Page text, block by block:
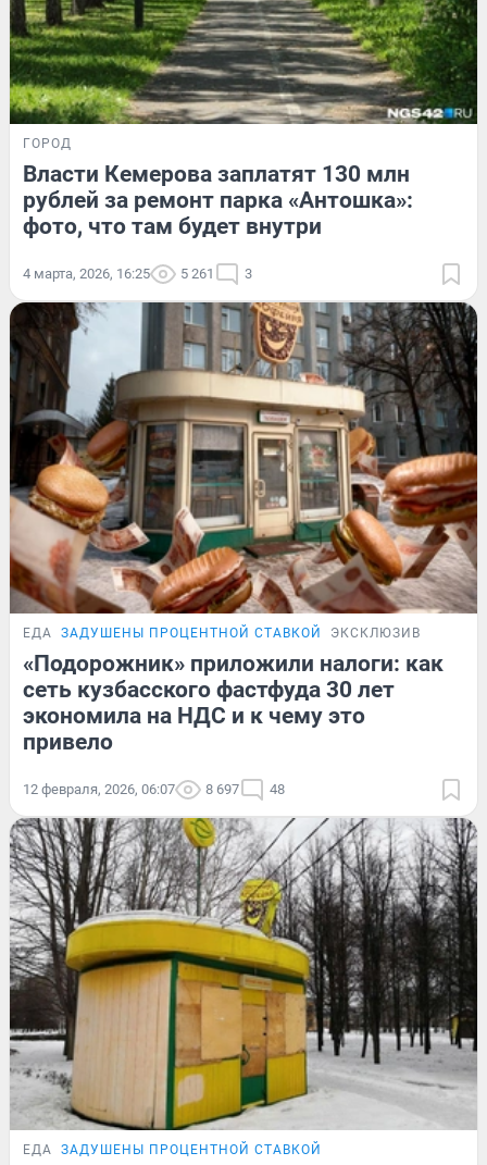
ГОРОД
Власти Кемерова заплатят 130 млн
рублей за ремонт парка «Антошка»:
фото, что там будет внутри
4 марта, 2026, 16:25 5 261 3
ЕДА ЗАДУШЕНЫ ПРОЦЕНТНОЙ СТАВКОЙ ЭКСКЛЮЗИВ
«Подорожник» приложили налоги: как
сеть кузбасского фастфуда 30 лет
экономила на НДС и к чему это
привело
12 февраля, 2026, 06:07 8 697 48
ЕДА ЗАДУШЕНЫ ПРОЦЕНТНОЙ СТАВКОЙ